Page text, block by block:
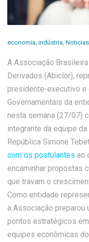
economia indústria Noticias
A Associação
Derivados (Abiclor),
presidente-executivo e
Governamentais da
nesta semana (27/07)
integrante da equipe
República Simone
com os postulantes ao
encaminhar propostas
que travam o
Como entidade
a Associação preparou
pontos estratégicos
equipes econômicas